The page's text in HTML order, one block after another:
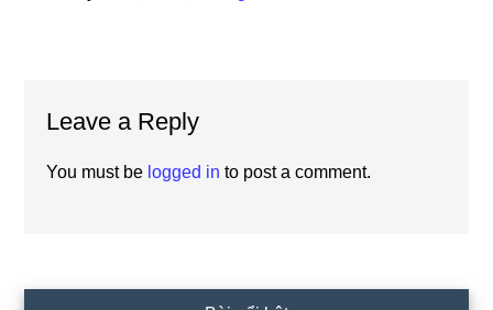
Interactions
Leave a Reply
You must be logged in to post a comment.